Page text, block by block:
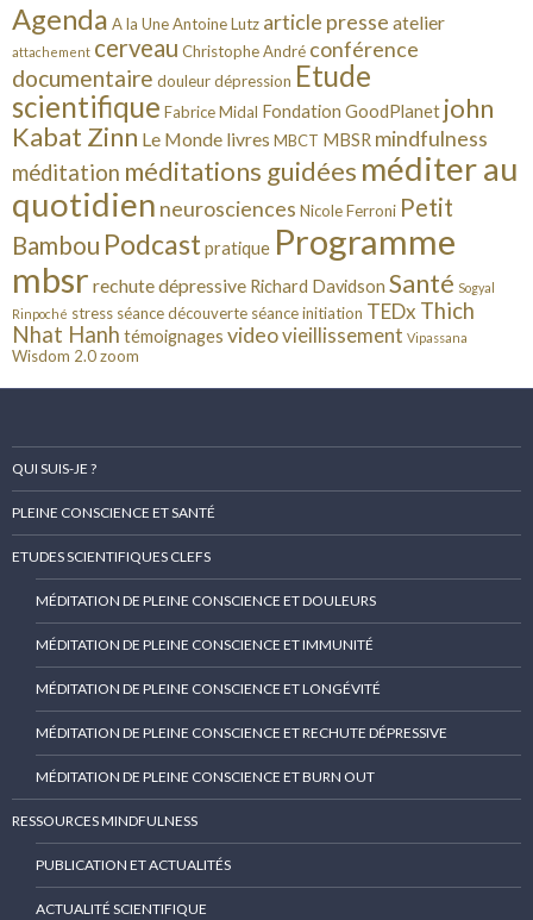
Agenda A la UneAntoine Lutz article presse atelier
attachement cerveau Christophe André conférence
documentaire douleurdépression Etude
scientifique Fabrice Midal Fondation GoodPlanet john
Kabat Zinn Le Monde livres MBCT MBSR mindfulness
méditation méditations guidées méditer au
quotidien neurosciences Nicole Ferroni Petit
Bambou Podcast pratique Programme
mbsr rechute dépressive Richard Davidson Santé Sogyal
Rinpoché stress séance découverte séance initiation TEDx Thich
Nhat Hanh témoignages videovieillissement Vipassana
Wisdom 2.0zoom
QUI SUIS-JE ?
PLEINE CONSCIENCE ET SANTÉ
ETUDES SCIENTIFIQUES CLEFS
MÉDITATION DE PLEINE CONSCIENCE ET DOULEURS
MÉDITATION DE PLEINE CONSCIENCE ET IMMUNITÉ
MÉDITATION DE PLEINE CONSCIENCE ET LONGÉVITÉ
MÉDITATION DE PLEINE CONSCIENCE ET RECHUTE DÉPRESSIVE
MÉDITATION DE PLEINE CONSCIENCE ET BURN OUT
RESSOURCES MINDFULNESS
PUBLICATION ET ACTUALITÉS
ACTUALITÉ SCIENTIFIQUE